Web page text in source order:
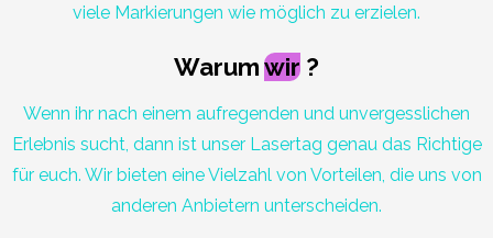
viele Markierungen wie möglich zu erzielen.
Warumwir ?
Wenn ihr nach einem aufregenden und unvergesslichen
Erlebnis sucht, dann ist unser Lasertag genau das Richtige
für euch. Wir bieten eine Vielzahl von Vorteilen, die uns von
anderen Anbietern unterscheiden.